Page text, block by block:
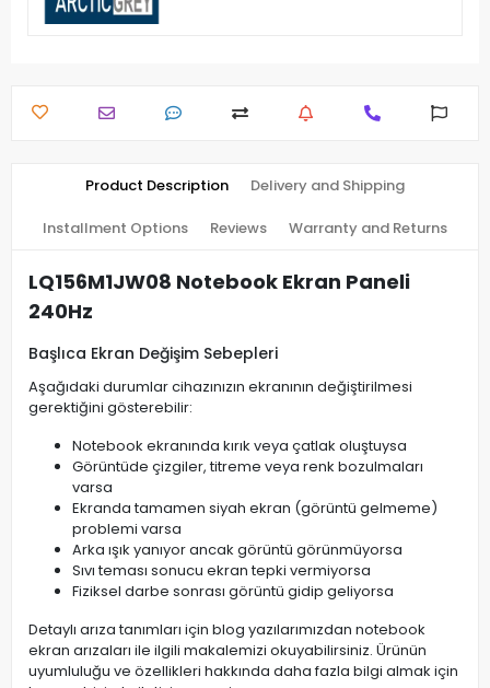
Product Description Delivery and Shipping
Installment Options Reviews Warranty and Returns
LQ156M1JW08 Notebook Ekran Paneli
240Hz
Başlıca Ekran Değişim Sebepleri
Aşağıdaki durumlar cihazınızın ekranının değiştirilmesi
gerektiğini gösterebilir:
Notebook ekranında kırık veya çatlak oluştuysa
Görüntüde çizgiler, titreme veya renk bozulmaları
varsa
Ekranda tamamen siyah ekran (görüntü gelmeme)
problemi varsa
Arka ışık yanıyor ancak görüntü görünmüyorsa
Sıvı teması sonucu ekran tepki vermiyorsa
Fiziksel darbe sonrası görüntü gidip geliyorsa
Detaylı arıza tanımları için blog yazılarımızdan notebook
ekran arızaları ile ilgili makalemizi okuyabilirsiniz. Ürünün
uyumluluğu ve özellikleri hakkında daha fazla bilgi almak için